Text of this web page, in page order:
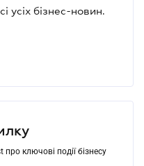
усіх бізнес-новин.
ключові події бізнесу